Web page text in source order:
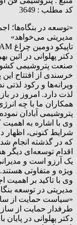
کد مطلب : 3649
«توسعه در بنگاه‌ها؛
مدیریتی می‌خواهد»
تاپیکو دومین چراغ VAM در کشور را روشن می‌کند
دکتر پهلوانی در آئین
صنعت پتروشیمی
خرسندی از افتتاح این
ویرانه‌ها و رکود لذتی
لذت دارد. امروز در
همکاران ما با چه
پتروشیمی آبادان
وی با اشاره به
شرایط کنونی، اظهار
که در گذشته انجام
اقدام توسعه‌ای دیگر
یک آرزو است و
ویژه و متفاوتی
وی با تاکید بر اهمیت
مدیریتی در توسعه
«سیاست حمایت از
طرفدار حمایت از
دکتر پهلوانی در